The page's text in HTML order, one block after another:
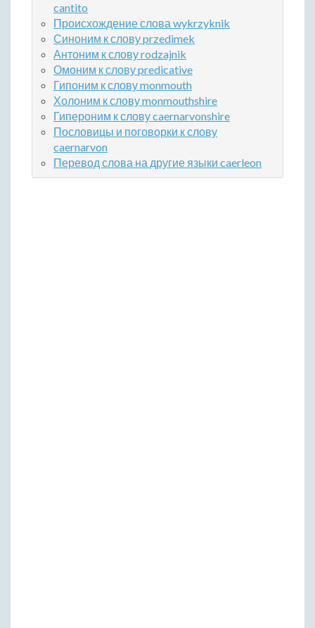
cantito
Происхождение слова wykrzyknik
Синоним к слову przedimek
Антоним к слову rodzajnik
Омоним к слову predicative
Гипоним к слову monmouth
Холоним к слову monmouthshire
Гипероним к слову caernarvonshire
Пословицы и поговорки к слову
caernarvon
Перевод слова на другие языки caerleon